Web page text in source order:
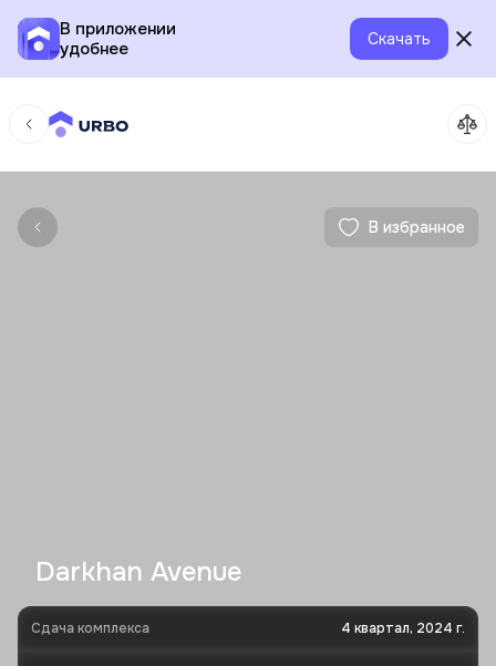
В приложении
удобнее
Скачать
В избранное
Darkhan Avenue
Сдача комплекса 4 квартал, 2024 г.